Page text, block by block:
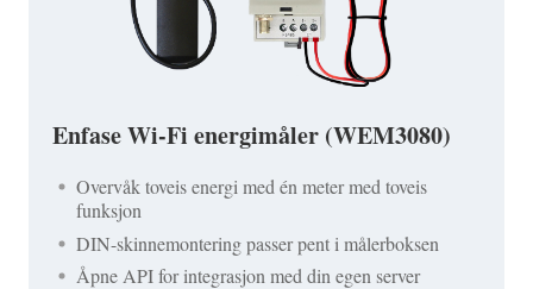
Enfase Wi-Fi energimåler (WEM3080)
Overvåk toveis energi med én meter med toveis
funksjon
DIN-skinnemontering passer pent i målerboksen
Åpne API for integrasjon med din egen server